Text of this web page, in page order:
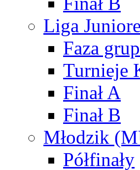
Liga
Faza
Turnieje
Finał A
Finał B
Młodzik
Półfinały